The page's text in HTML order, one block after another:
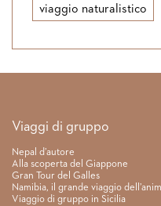
viaggio naturalistico
Link rapidi
Viaggi di gruppo
Nepal d’autore
Alla scoperta del Giappone
Gran Tour del Galles
Namibia, il grande viaggio
Viaggio di gruppo in Sicilia